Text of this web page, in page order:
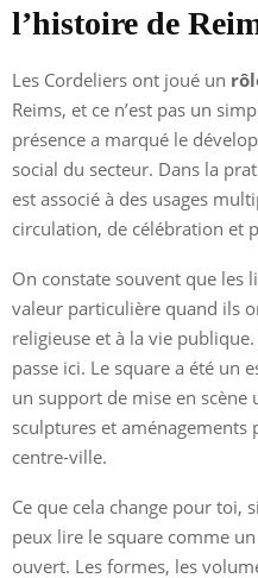
l’histoire de
Les Cordeliers ont joué un
Reims, et ce n’est pas un
présence a marqué le
social du secteur. Dans la
est associé à des usages
circulation, de célébration et
On constate souvent que les
valeur particulière quand ils
religieuse et à la vie publique.
passe ici. Le square a été un
un support de mise en scène
sculptures et
centre-ville.
Ce que cela change pour toi,
peux lire le square comme
ouvert. Les formes, les